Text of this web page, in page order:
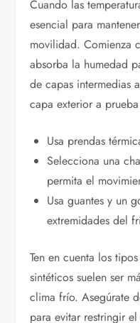
Cuando las
esencial para
movilidad. Comienza
absorba la humedad
de capas intermedias
capa exterior a
Usa prendas
Selecciona una
permita el
Usa guantes y un
extremidades del
Ten en cuenta los
sintéticos suelen ser
clima frío. Asegúrate
para evitar restringir